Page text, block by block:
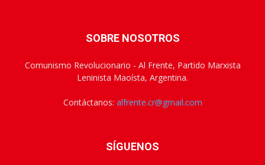
SOBRE NOSOTROS
Comunismo Revolucionario - Al Frente, Partido Marxista
Leninista Maoísta, Argentina.
Contáctanos: alfrente.cr@gmail.com
SÍGUENOS